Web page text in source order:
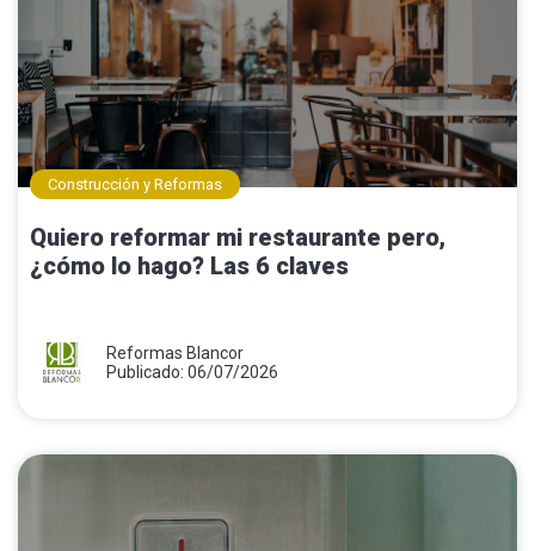
Construcción y Reformas
Quiero reformar mi restaurante pero,
¿cómo lo hago? Las 6 claves
Reformas Blancor
Publicado: 06/07/2026